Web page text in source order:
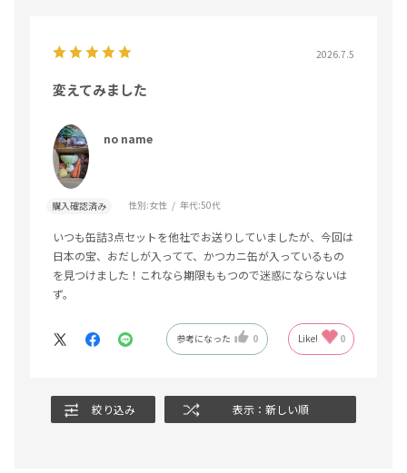
2026.7.5
変えてみました
no name
購入確認済み 性別:女性 年代:50代
いつも缶詰3点セットを他社でお送りしていましたが、今回は
日本の宝、おだしが入ってて、かつカニ缶が入っているもの
を見つけました！これなら期限ももつので迷惑にならないは
ず。
参考になった 0 Like! 0
絞り込み 表示：新しい順